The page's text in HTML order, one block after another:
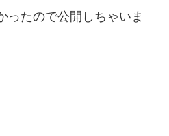
ったので公開しちゃいま